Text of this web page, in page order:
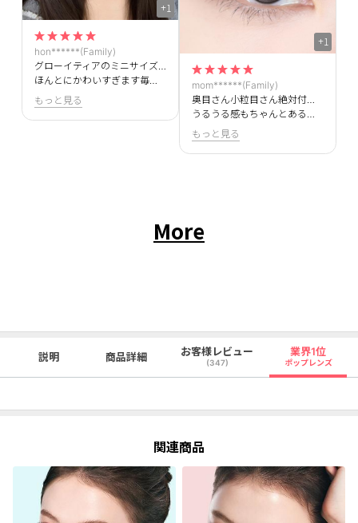
+1
hon******(Family)
グローイティアのミニサイズ待ってました！！
ほんとにかわいすぎます毎日使えるくらい使いやすい！！
もっと見る
+1
mom******(Family)
うるうる感もちゃんとあるのにナチュラルに盛れます！
もっと見る
More
説明 商品詳細 お客様レビュー
(347)
業界1位
ポップレンズ
関連商品